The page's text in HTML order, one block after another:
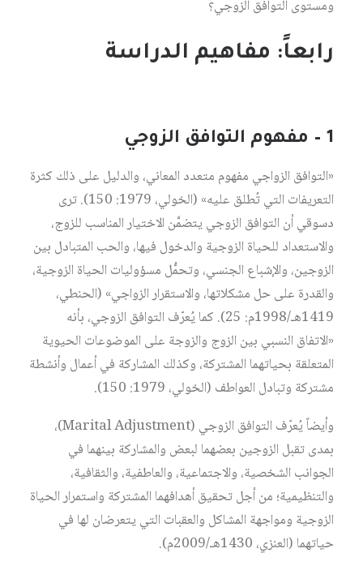
ومستوى التوافق الزوجي؟
رابعاً: مفاهيم الدراسة
1 – مفهوم التوافق الزوجي
«التوافق الزواجي مفهوم متعدد المعاني، والدليل على ذلك كثرة
التعريفات التي تُطلق عليه» (الخولي، 1979: 150). ترى
دسوقي أن التوافق الزوجي يتضمَّن الاختيار المناسب للزوج،
والاستعداد للحياة الزوجية والدخول فيها، والحب المتبادل بين
الزوجين، والإشباع الجنسي، وتحمُّل مسؤوليات الحياة الزوجية،
والقدرة على حل مشكلاتها، والاستقرار الزواجي» (الحنطي،
1419هـ/1998م: 25). كما يُعرّف التوافق الزوجي، بأنه
«الاتفاق النسبي بين الزوج والزوجة على الموضوعات الحيوية
المتعلقة بحياتهما المشتركة، وكذلك المشاركة في أعمال وأنشطة
مشتركة وتبادل العواطف (الخولي، 1979: 150).
وأيضاً يُعرّف التوافق الزوجي (Marital Adjustment)،
بمدى تقبل الزوجين بعضهما لبعض والمشاركة بينهما في
الجوانب الشخصية، والاجتماعية، والعاطفية، والثقافية،
والتنظيمية؛ من أجل تحقيق أهدافهما المشتركة واستمرار الحياة
الزوجية ومواجهة المشاكل والعقبات التي يتعرضان لها في
حياتهما (العنزي، 1430هـ/2009م).